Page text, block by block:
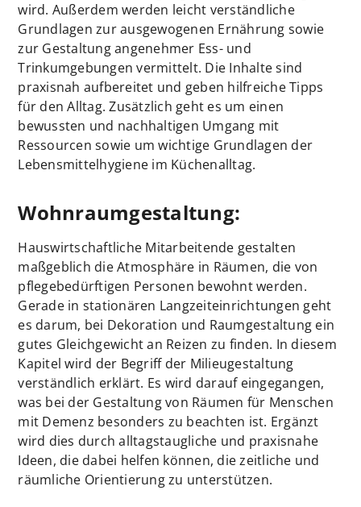
wird. Außerdem werden leicht verständliche
Grundlagen zur ausgewogenen Ernährung sowie
zur Gestaltung angenehmer Ess- und
Trinkumgebungen vermittelt. Die Inhalte sind
praxisnah aufbereitet und geben hilfreiche Tipps
für den Alltag. Zusätzlich geht es um einen
bewussten und nachhaltigen Umgang mit
Ressourcen sowie um wichtige Grundlagen der
Lebensmittelhygiene im Küchenalltag.
Wohnraumgestaltung:
Hauswirtschaftliche Mitarbeitende gestalten
maßgeblich die Atmosphäre in Räumen, die von
pflegebedürftigen Personen bewohnt werden.
Gerade in stationären Langzeiteinrichtungen geht
es darum, bei Dekoration und Raumgestaltung ein
gutes Gleichgewicht an Reizen zu finden. In diesem
Kapitel wird der Begriff der Milieugestaltung
verständlich erklärt. Es wird darauf eingegangen,
was bei der Gestaltung von Räumen für Menschen
mit Demenz besonders zu beachten ist. Ergänzt
wird dies durch alltagstaugliche und praxisnahe
Ideen, die dabei helfen können, die zeitliche und
räumliche Orientierung zu unterstützen.